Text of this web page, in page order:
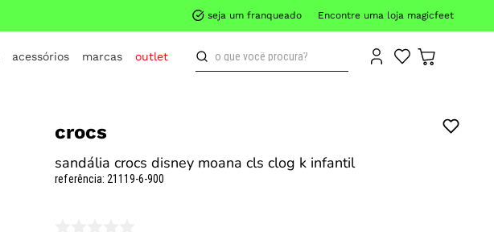
seja um franqueado Encontre uma loja magicfeet
acessórios marcas outlet
o que você procura?
crocs
sandália crocs disney moana cls clog k infantil
referência: 21119-6-900